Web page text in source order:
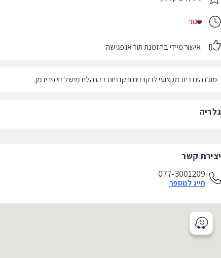
סגור
אישור מיידי בהזמנת תור או פגישה
הינו בית מקצועי לרקדנים ורקדניות בהנהלת מישל חי פרידמן.
קשר
077-3001209
חייג למספר